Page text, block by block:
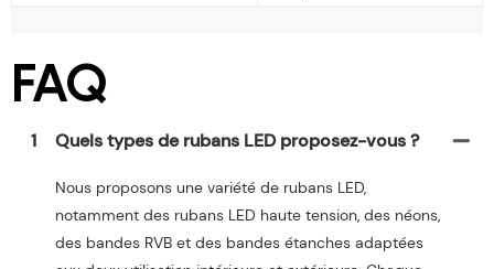
FAQ
1 Quels types de rubans LED proposez-vous ?
Nous proposons une variété de rubans LED,
notamment des rubans LED haute tension, des néons,
des bandes RVB et des bandes étanches adaptées